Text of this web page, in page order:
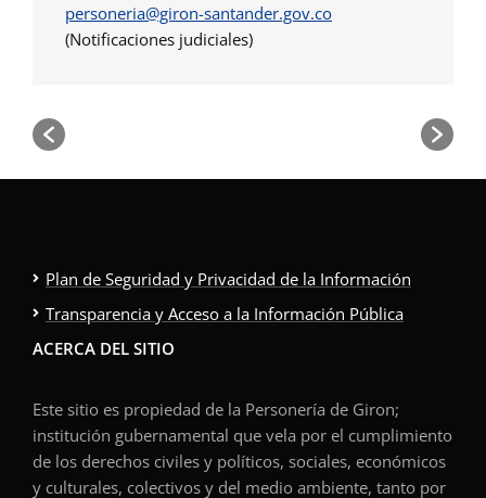
personeria@giron-santander.gov.co
(Notificaciones judiciales)
Plan de Seguridad y Privacidad de la Información
Transparencia y Acceso a la Información Pública
ACERCA DEL SITIO
Este sitio es propiedad de la Personería de Giron;
institución gubernamental que vela por el cumplimiento
de los derechos civiles y políticos, sociales, económicos
y culturales, colectivos y del medio ambiente, tanto por